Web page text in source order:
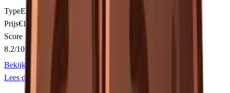
TypeElektrisch
Prijs€190-€232
Score
8.2/10
Bekijk bij
Lees de review